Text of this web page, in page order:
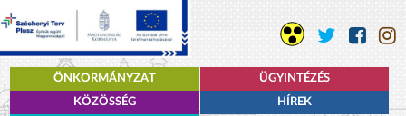
ÖNKORMÁNYZAT
ÜGYINTÉZÉS
KÖZÖSSÉG
HÍREK